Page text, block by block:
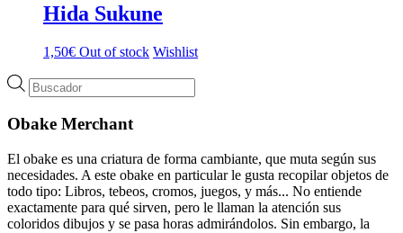
Hida Sukune
1,50€ Out of stock Wishlist
Búsqueda
de
Obake Merchant
El obake es una criatura de forma cambiante, que muta según sus
necesidades. A este obake en particular le gusta recopilar objetos de
todo tipo: Libros, tebeos, cromos, juegos, y más... No entiende
exactamente para qué sirven, pero le llaman la atención sus
coloridos dibujos y se pasa horas admirándolos. Sin embargo, la